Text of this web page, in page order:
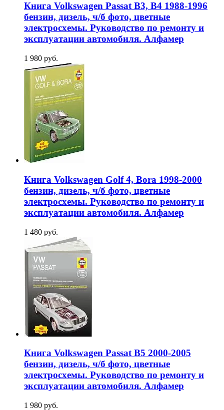
Книга Volkswagen Passat В3, В4 1988-1996
бензин, дизель, ч/б фото, цветные
электросхемы. Руководство по ремонту и
эксплуатации автомобиля. Алфамер
1 980 руб.
Книга Volkswagen Golf 4, Bora 1998-2000
бензин, дизель, ч/б фото, цветные
электросхемы. Руководство по ремонту и
эксплуатации автомобиля. Алфамер
1 480 руб.
Книга Volkswagen Passat B5 2000-2005
бензин, дизель, ч/б фото, цветные
электросхемы. Руководство по ремонту и
эксплуатации автомобиля. Алфамер
1 980 руб.